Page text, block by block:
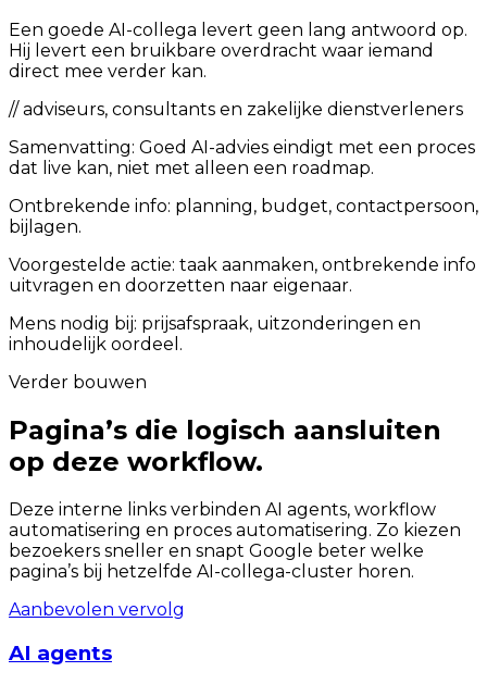
Een goede AI-collega levert geen lang antwoord op.
Hij levert een bruikbare overdracht waar iemand
direct mee verder kan.
// adviseurs, consultants en zakelijke dienstverleners
Samenvatting: Goed AI-advies eindigt met een proces
dat live kan, niet met alleen een roadmap.
Ontbrekende info: planning, budget, contactpersoon,
bijlagen.
Voorgestelde actie: taak aanmaken, ontbrekende info
uitvragen en doorzetten naar eigenaar.
Mens nodig bij: prijsafspraak, uitzonderingen en
inhoudelijk oordeel.
Verder bouwen
Pagina’s die logisch aansluiten
op deze workflow.
Deze interne links verbinden AI agents, workflow
automatisering en proces automatisering. Zo kiezen
bezoekers sneller en snapt Google beter welke
pagina’s bij hetzelfde AI-collega-cluster horen.
Aanbevolen vervolg
AI agents